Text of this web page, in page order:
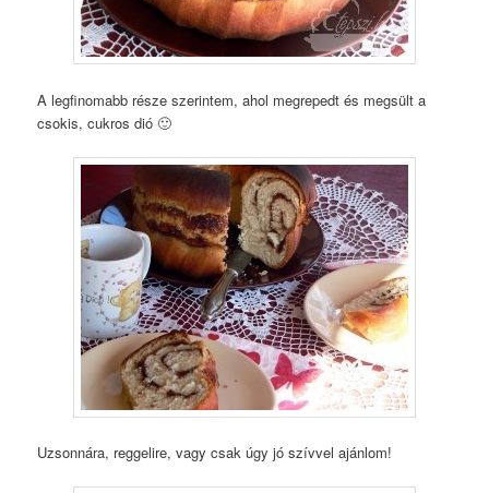
A legfinomabb része szerintem, ahol megrepedt és megsült a
csokis, cukros dió 🙂
Uzsonnára, reggelire, vagy csak úgy jó szívvel ajánlom!